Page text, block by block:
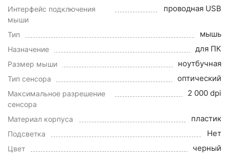
Интерфейс подключения
мыши
проводная USB
Тип мышь
Назначение для ПК
Размер мыши ноутбучная
Тип сенсора оптический
Максимальное разрешение
сенсора
2 000 dpi
Материал корпуса пластик
Подсветка Нет
Цвет черный